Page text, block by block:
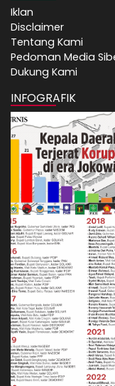
Iklan
Disclaimer
Tentang Kami
Pedoman Media
Dukung Kami
INFOGRAFIK